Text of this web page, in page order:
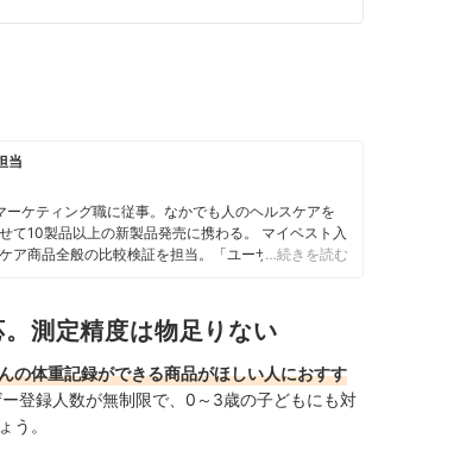
当
ケティング職に従事。なかでも人のヘルスケアを
て10製品以上の新製品発売に携わる。 マイベスト入
ア商品全般の比較検証を担当。「ユーザーが知りた
…続きを読む
測定精度は物足りない
の体重記録ができる商品がほしい人におすす
登録人数が無制限で、0～3歳の子どもにも対
う。